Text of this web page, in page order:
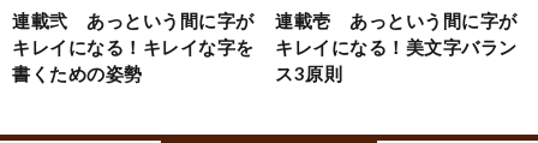
連載弐 あっという間に字が
キレイになる！キレイな字を
書くための姿勢
連載壱 あっという間に字が
キレイになる！美文字バラン
ス3原則